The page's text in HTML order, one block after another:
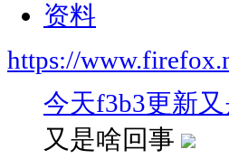
资料
https://
今天f3b3更新
又是啥回事